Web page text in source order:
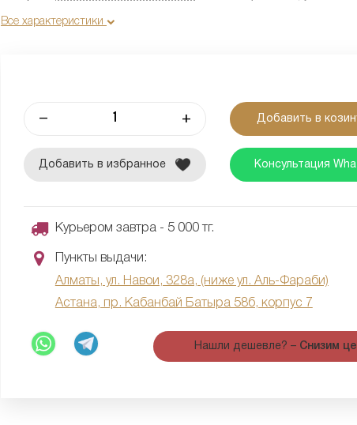
Все характеристики
– + Добавить в
Добавить в избранное Консультация
Курьером завтра - 5 000 тг.
Пункты выдачи:
Алматы, ул. Навои, 328а, (ниже ул. Аль-Фараби)
Астана, пр. Кабанбай Батыра 58б, корпус 7
Нашли дешевле? – Снизим